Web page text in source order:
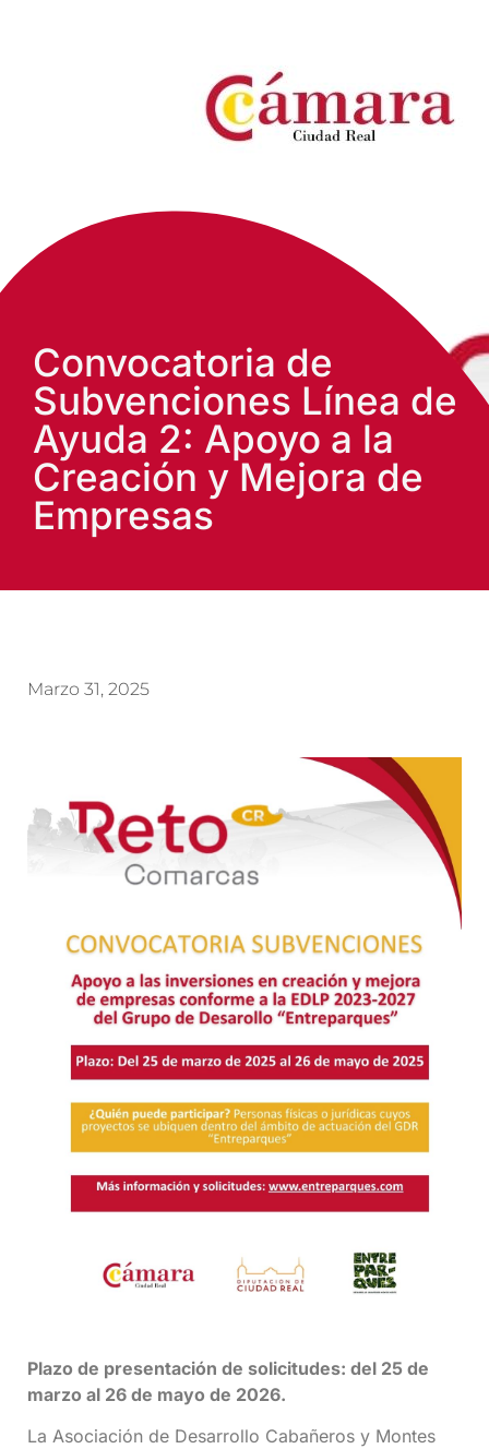
Convocatoria de
Subvenciones Línea de
Ayuda 2: Apoyo a la
Creación y Mejora de
Empresas
Marzo 31, 2025
Plazo de presentación de solicitudes: del 25 de
marzo al 26 de mayo de 2026.
La Asociación de Desarrollo Cabañeros y Montes